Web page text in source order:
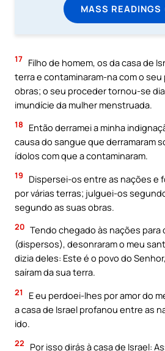
MASS READINGS
17 Filho de homem, os da casa de
terra e contaminaram-na com o
obras; o seu proceder tornou-se
imundície da mulher menstruada.
18
Então derramei a minha
causa do sangue que derramaram
ídolos com que a contaminaram.
19
Dispersei-os entre as nações e
por várias terras; julguei-os
segundo as suas obras.
20 Tendo chegado às nações para
(dispersos), desonraram o meu
dizia deles: Este é o povo do
saíram da sua terra.
21
E eu perdoei-lhes por amor do
a casa de Israel profanou entre as
ido.
22 Por isso dirás à casa de Israel: